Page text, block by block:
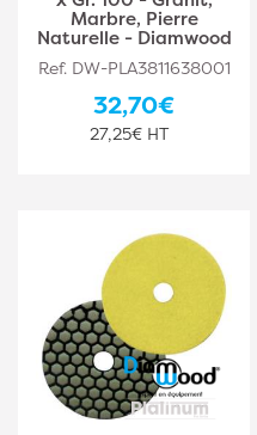
Marbre, Pierre
Naturelle - Diamwood
Ref. DW-PLA3811638001
32,70€
27,25€ HT